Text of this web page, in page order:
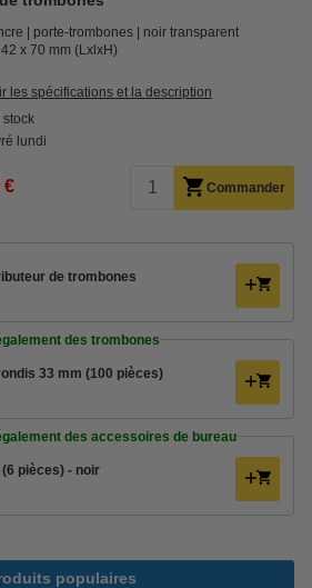
porte-trombones
noir transparent
x 70 mm (LxlxH)
les spécifications et la description
stock
lundi
€ Commander
de trombones
des trombones
33 mm (100 pièces)
des accessoires de bureau
pièces) - noir
populaires